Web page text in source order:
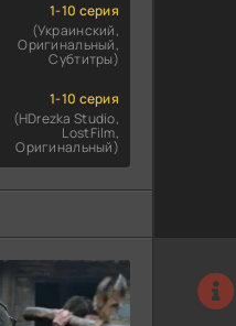
1-10 серия
(Украинский,
Оригинальный,
Субтитры)
1-10 серия
(HDrezka Studio,
LostFilm,
Оригинальный)